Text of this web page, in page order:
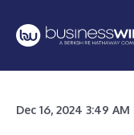
Dec 16, 2024 3:49